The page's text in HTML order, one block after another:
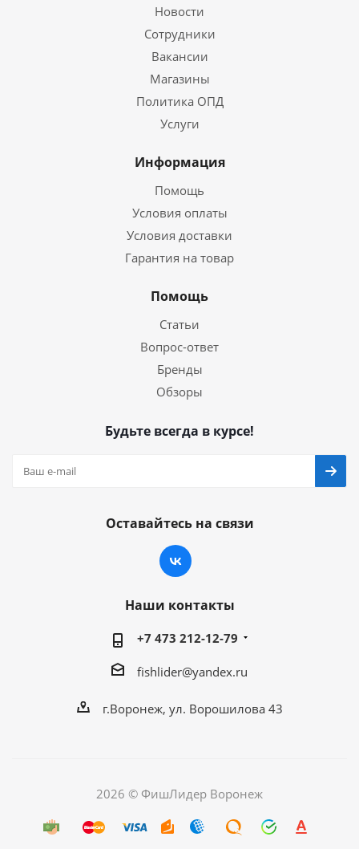
Новости
Сотрудники
Вакансии
Магазины
Политика ОПД
Услуги
Информация
Помощь
Условия оплаты
Условия доставки
Гарантия на товар
Помощь
Статьи
Вопрос-ответ
Бренды
Обзоры
Будьте всегда в курсе!
Оставайтесь на связи
Наши контакты
+7 473 212-12-79
fishlider@yandex.ru
г.Воронеж, ул. Ворошилова 43
2026 © ФишЛидер Воронеж